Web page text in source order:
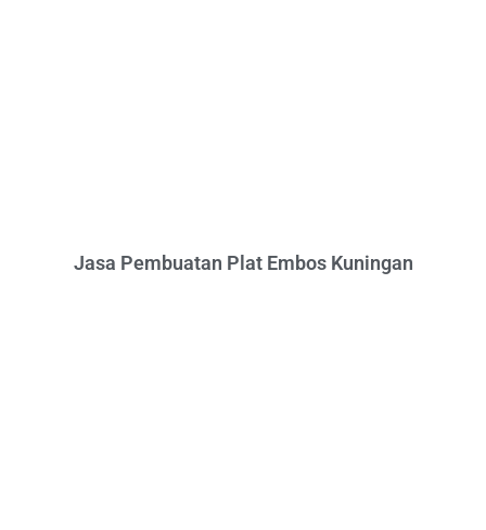
Jasa Pembuatan Plat Embos Kuningan